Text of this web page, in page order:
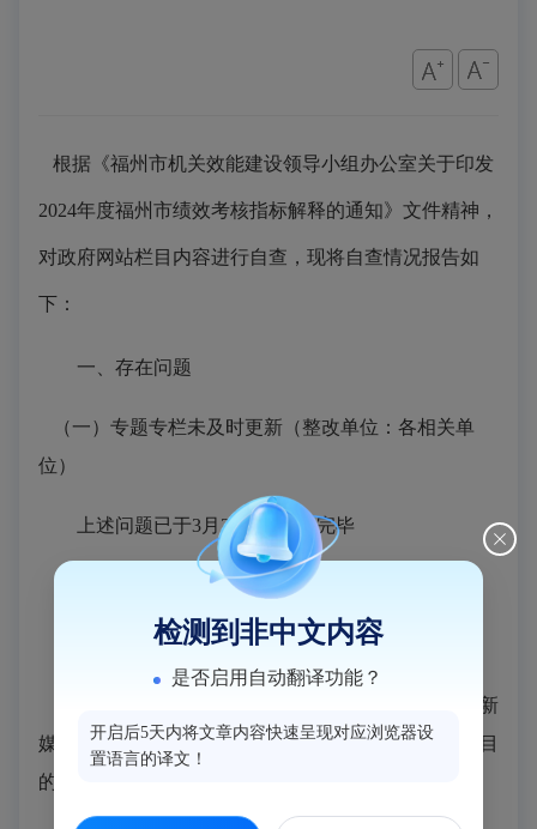
根据《福州市机关效能建设领导小组办公室关于印发
2024年度福州市绩效考核指标解释的通知》文件精神，
对政府网站栏目内容进行自查，现将自查情况报告如
下：
一、存在问题
（一）专题专栏未及时更新（整改单位：各相关单
位）
上述问题已于3月24日前整改完毕
二、下一步工作要求
（一）及时做好网站信息更新工作
各单位要对照《闽侯县2024年度政府网站与政务新
媒体绩效考核实施方案的通知》内容，及时做好各栏目
的更新工作，做到信息及时化，确保信息高效便民。
检测到非中文内容
是否启用自动翻译功能？
开启后5天内将文章内容快速呈现对应浏览器设
置语言的译文！